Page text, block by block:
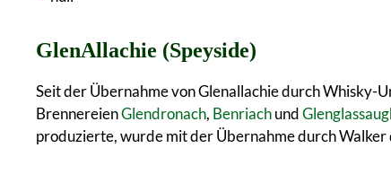
GlenAllachie (Speyside)
Seit der Übernahme von Glenallachie durch Whisky-
BrennereienGlendronach, Benriachund
produzierte, wurde mit der Übernahme durch